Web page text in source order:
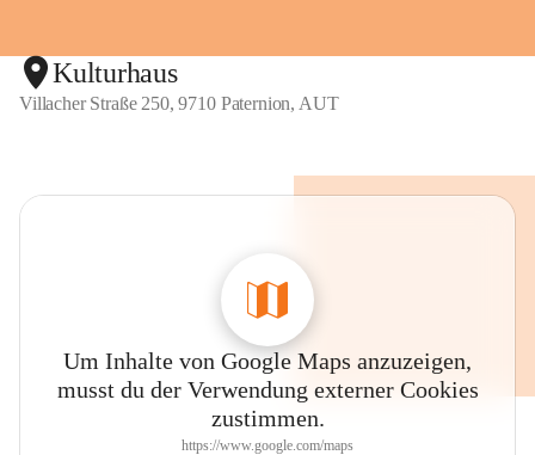
Kulturhaus
Villacher Straße 250, 9710 Paternion, AUT
Um Inhalte von Google Maps anzuzeigen,
musst du der Verwendung externer Cookies
zustimmen.
https://www.google.com/maps